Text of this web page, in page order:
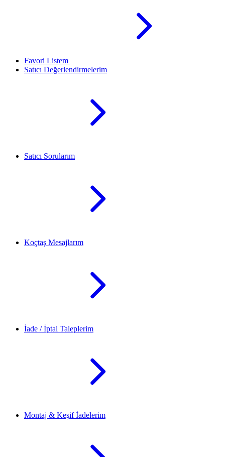
Favori Listem
Satıcı Değerlendirmelerim
Satıcı Sorularım
Koçtaş Mesajlarım
İade / İptal Taleplerim
Montaj & Keşif İadelerim